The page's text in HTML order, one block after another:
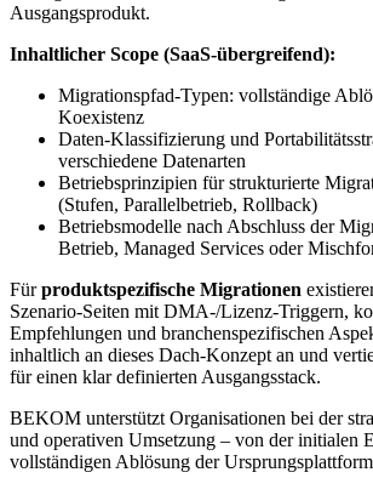
Ausgangsprodukt.
Inhaltlicher Scope (SaaS-übergreifend):
Migrationspfad-Typen: vollständige
Koexistenz
Daten-Klassifizierung und
verschiedene Datenarten
Betriebsprinzipien für strukturierte
(Stufen, Parallelbetrieb, Rollback)
Betriebsmodelle nach Abschluss der
Betrieb, Managed Services oder
Fürproduktspezifische Migrationen
Szenario-Seiten mit DMA-/Lizenz-Triggern,
Empfehlungen und branchenspezifischen
inhaltlich an dieses Dach-Konzept an und
für einen klar definierten Ausgangsstack.
BEKOM unterstützt Organisationen bei der
und operativen Umsetzung – von der initialen
vollständigen Ablösung der